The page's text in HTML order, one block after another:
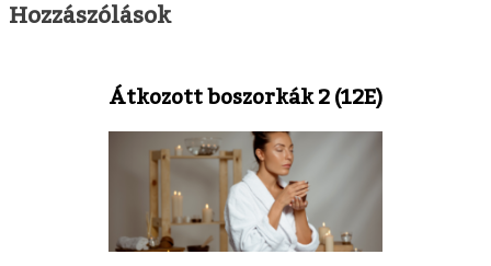
Hozzászólások
Átkozott boszorkák 2 (12E)